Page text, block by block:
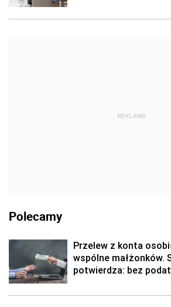
REKLAMA
Polecamy
Przelew z konta
wspólne małżonków.
potwierdza: bez